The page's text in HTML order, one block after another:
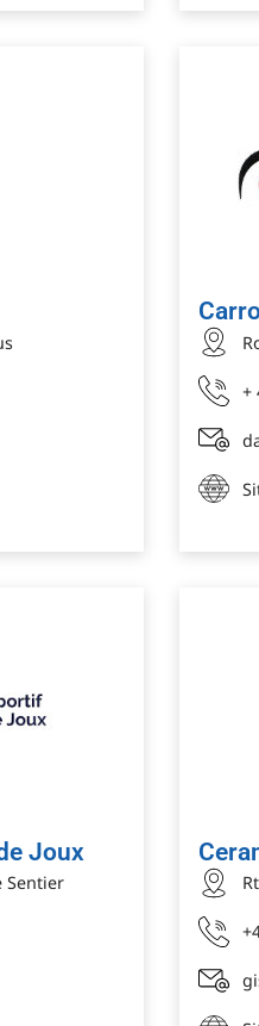
+
Joux
Sentier